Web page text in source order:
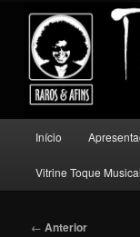
conteúdo
principalToque
Um lugar para quem
principal
Início
Vitrine Toque Musical
Navegação
← Anterior